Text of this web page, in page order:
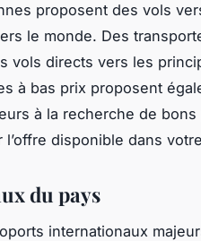
proposent des vols
le monde. Des
vols directs vers les
à bas prix proposent
à la recherche de bons
l’offre disponible dans
du pays
internationaux